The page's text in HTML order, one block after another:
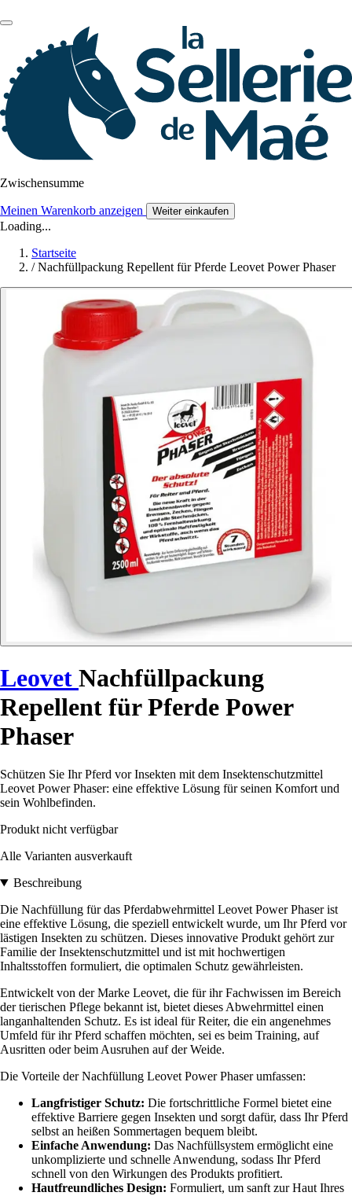
Zwischensumme
Meinen Warenkorb anzeigen Weiter einkaufen
Loading...
Startseite
/ Nachfüllpackung Repellent für Pferde Leovet Power Phaser
Leovet Nachfüllpackung
Repellent für Pferde Power
Phaser
Schützen Sie Ihr Pferd vor Insekten mit dem Insektenschutzmittel
Leovet Power Phaser: eine effektive Lösung für seinen Komfort und
sein Wohlbefinden.
Produkt nicht verfügbar
Alle Varianten ausverkauft
Beschreibung
Die Nachfüllung für das Pferdabwehrmittel Leovet Power Phaser ist
eine effektive Lösung, die speziell entwickelt wurde, um Ihr Pferd vor
lästigen Insekten zu schützen. Dieses innovative Produkt gehört zur
Familie der Insektenschutzmittel und ist mit hochwertigen
Inhaltsstoffen formuliert, die optimalen Schutz gewährleisten.
Entwickelt von der Marke Leovet, die für ihr Fachwissen im Bereich
der tierischen Pflege bekannt ist, bietet dieses Abwehrmittel einen
langanhaltenden Schutz. Es ist ideal für Reiter, die ein angenehmes
Umfeld für ihr Pferd schaffen möchten, sei es beim Training, auf
Ausritten oder beim Ausruhen auf der Weide.
Die Vorteile der Nachfüllung Leovet Power Phaser umfassen:
Langfristiger Schutz: Die fortschrittliche Formel bietet eine
effektive Barriere gegen Insekten und sorgt dafür, dass Ihr Pferd
selbst an heißen Sommertagen bequem bleibt.
Einfache Anwendung: Das Nachfüllsystem ermöglicht eine
unkomplizierte und schnelle Anwendung, sodass Ihr Pferd
schnell von den Wirkungen des Produkts profitiert.
Hautfreundliches Design: Formuliert, um sanft zur Haut Ihres